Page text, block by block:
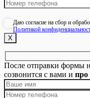
Даю согласие на сбор и
Политикой
Х
После отправки формы
созвонится с вами и про